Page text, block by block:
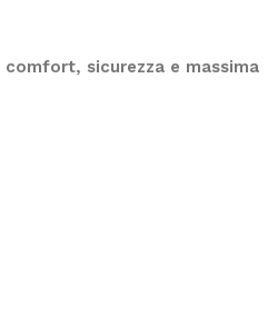
comfort, sicurezza e massima